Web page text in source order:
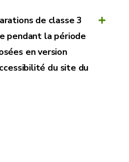
de classe 3
pendant la période
en version
du site du